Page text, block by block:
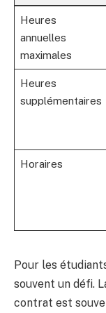
Heures
annuelles
maximales
Heures
supplémentaires
Horaires
Pour les
souvent un défi.
contrat est